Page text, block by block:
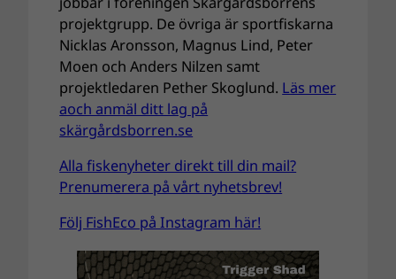
projektgrupp. De övriga är sportfiskarna
Nicklas Aronsson, Magnus Lind, Peter
Moen och Anders Nilzen samt
projektledaren Pether Skoglund. Läs mer
aoch anmäl ditt lag på
skärgårdsborren.se
Alla fiskenyheter direkt till din mail?
Prenumerera på vårt nyhetsbrev!
Följ FishEco på Instagram här!